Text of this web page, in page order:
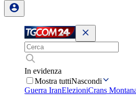
In evidenza
Mostra tuttiNascondi
Guerra IranElezioniCrans